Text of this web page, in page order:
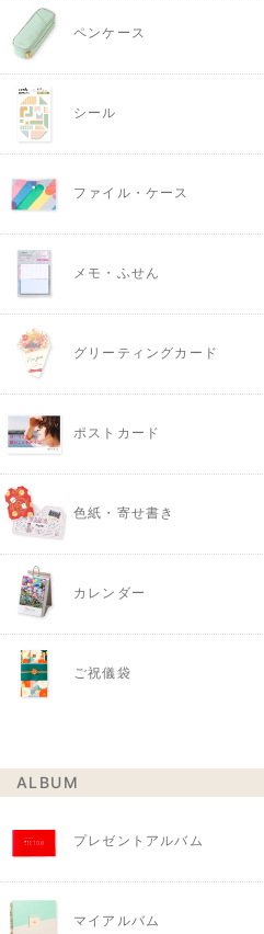
ペンケース
シール
ファイル・ケース
メモ・ふせん
グリーティングカード
ポストカード
色紙・寄せ書き
カレンダー
ご祝儀袋
ALBUM
プレゼントアルバム
マイアルバム